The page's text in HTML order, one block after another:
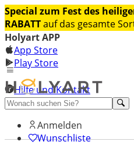
Special zum Fest des
RABATTauf das gesamte
Holyart APP
App Store
Play Store
Hilfe und Kontakt
Entdecken Sie Premium
Anmelden
Wunschliste